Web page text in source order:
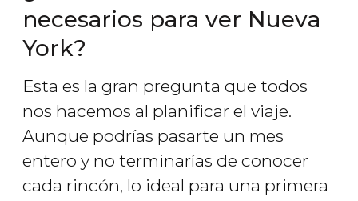
necesarios para ver Nueva
York?
Esta es la gran pregunta que todos
nos hacemos al planificar el viaje.
Aunque podrías pasarte un mes
entero y no terminarías de conocer
cada rincón, lo ideal para una primera